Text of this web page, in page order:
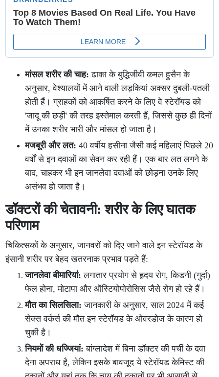
मांसल शरीर की चाह: ढाका के बुद्धिजीवी कमल हुसैन के
अनुसार, वेश्यालयों में आने वाली लड़कियां अक्सर दुबली-पतली
होती हैं। ग्राहकों को आकर्षित करने के लिए वे स्टेरॉयड को
'जादू की छड़ी' की तरह इस्तेमाल करती हैं, जिससे कुछ ही दिनों
में उनका शरीर भारी और मांसल हो जाता है।
मजबूरी और लत: 40 वर्षीय हसीना जैसी कई महिलाएं पिछले 20
वर्षों से इन दवाओं का सेवन कर रही हैं। एक बार लत लगने के
बाद, चाहकर भी इन जानलेवा दवाओं को छोड़ना उनके लिए
असंभव हो जाता है।
डॉक्टरों की चेतावनी: शरीर के लिए घातक
परिणाम
चिकित्सकों के अनुसार, जानवरों को दिए जाने वाले इन स्टेरॉयड के
इंसानी शरीर पर बेहद खतरनाक प्रभाव पड़ते हैं:
जानलेवा बीमारियां: लगातार प्रयोग से हृदय रोग, किडनी (गुर्दा)
फेल होना, मोटापा और ऑस्टियोपोरोसिस जैसे रोग हो रहे हैं।
मौत का सिलसिला: जानकारी के अनुसार, साल 2024 में कई
सेक्स वर्कर्स की मौत इन स्टेरॉयड के ओवरडोज के कारण हो
चुकी है।
नियमों की धज्जियां: बांग्लादेश में बिना डॉक्टर की पर्ची के दवा
देना अपराध है, लेकिन इसके बावजूद ये स्टेरॉयड केमिस्ट की